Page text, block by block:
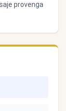
provenga